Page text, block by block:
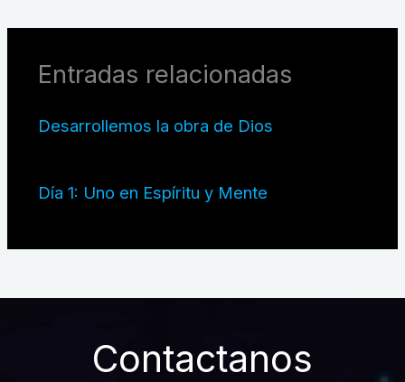
Entradas relacionadas
Desarrollemos la obra de Dios
Día 1: Uno en Espíritu y Mente
Contactanos